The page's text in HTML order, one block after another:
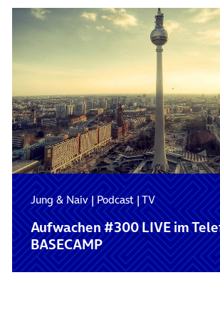
Jung & Naiv|Podcast|TV
Aufwachen #300 LIVE im
BASECAMP